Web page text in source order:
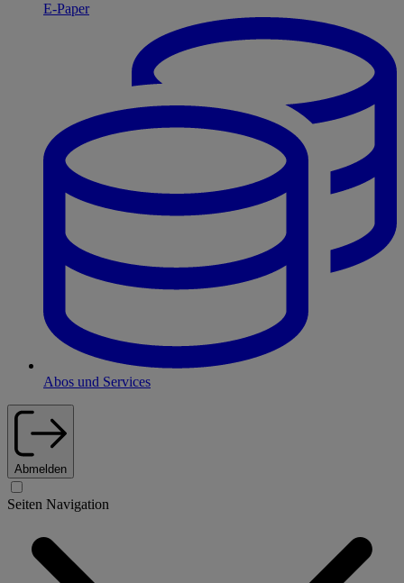
E-Paper
Abos und Services
Abmelden
Seiten Navigation